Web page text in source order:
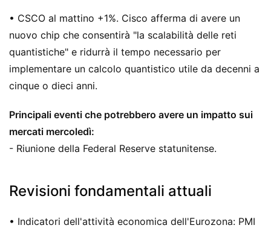
• CSCO al mattino +1%. Cisco afferma di avere un
nuovo chip che consentirà "la scalabilità delle reti
quantistiche" e ridurrà il tempo necessario per
implementare un calcolo quantistico utile da decenni a
cinque o dieci anni.
Principali eventi che potrebbero avere un impatto sui
mercati mercoledì:
- Riunione della Federal Reserve statunitense.
Revisioni fondamentali attuali
• Indicatori dell'attività economica dell'Eurozona: PMI